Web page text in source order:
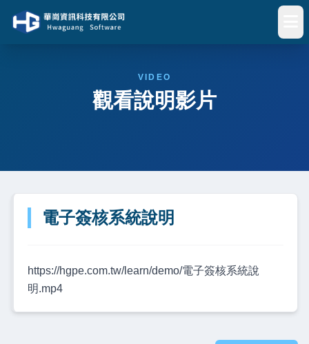
VIDEO
觀看說明影片
電子簽核系統說明
https://hgpe.com.tw/learn/demo/電子簽核系統說
明.mp4